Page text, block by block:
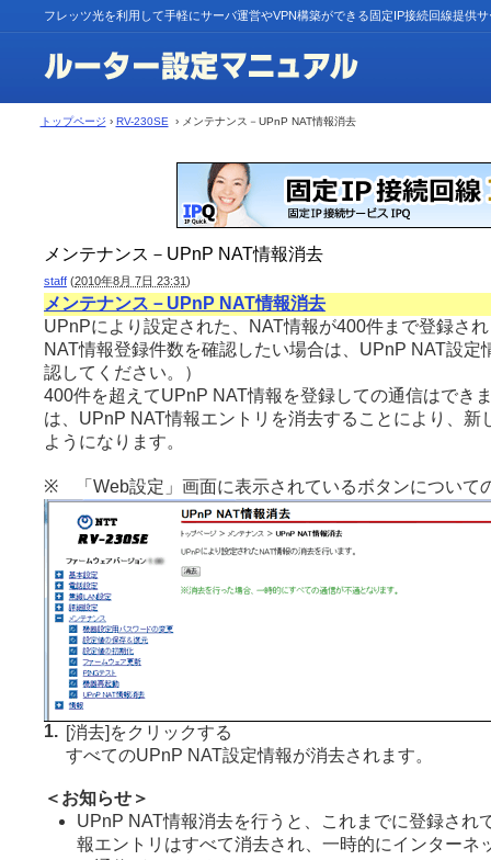
フレッツ光を利用して手軽にサーバ運営やVPN構築ができる固定IP接続回線提供
トップページ › RV-230SE › メンテナンス－UPnP NAT情報消去
メンテナンス－UPnP NAT情報消去
staff (2010年8月 7日 23:31)
メンテナンス－UPnP NAT情報消去
UPnPにより設定された、NAT情報が400件まで登録さ
NAT情報登録件数を確認したい場合は、UPnP NAT設定
認してください。）
400件を超えてUPnP NAT情報を登録しての通信はでき
は、UPnP NAT情報エントリを消去することにより、新
ようになります。
※ 「Web設定」画面に表示されているボタンについて
1.
[消去]をクリックする
すべてのUPnP NAT設定情報が消去されます。
＜お知らせ＞
UPnP NAT情報消去を行うと、これまでに登録され
報エントリはすべて消去され、一時的にインターネ